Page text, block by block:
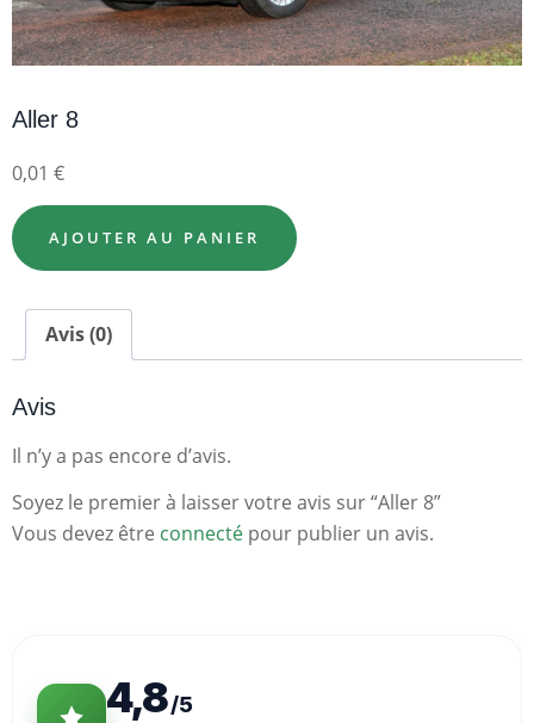
Aller 8
0,01 €
AJOUTER AU PANIER
Avis (0)
Avis
Il n’y a pas encore d’avis.
Soyez le premier à laisser votre avis sur “Aller 8”
Vous devez être connecté pour publier un avis.
4,8/5